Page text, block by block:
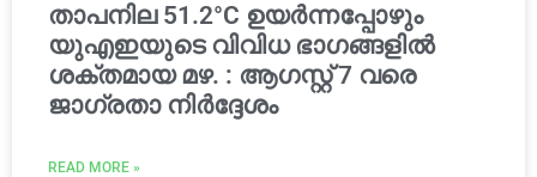
താപനില 51.2°C ഉയർന്നപ്പോഴും
യുഎഇയുടെ വിവിധ ഭാഗങ്ങളിൽ
ശക്തമായ മഴ. : ആഗസ്റ്റ് 7 വരെ
ജാഗ്രതാ നിർദ്ദേശം
READ MORE »